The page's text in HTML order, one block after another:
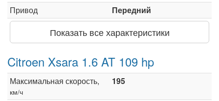
Привод
Передний
Показать все характеристики
Citroen Xsara 1.6 AT 109 hp
Максимальная скорость,
км/ч
195